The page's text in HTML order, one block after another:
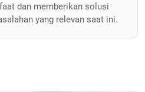
dan memberikan solusi
yang relevan saat ini.